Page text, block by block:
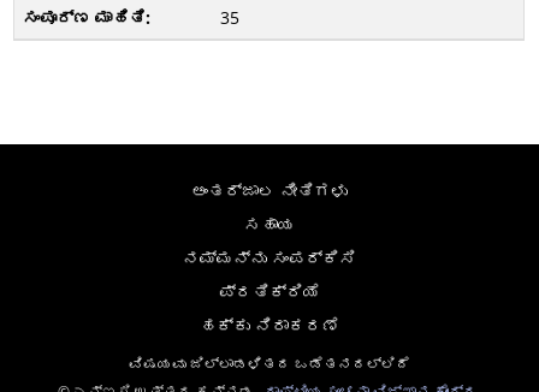
35
ಅಂತರ್ಜಾಲ ನೀತಿಗಳು
ಸಹಾಯ
ನಮ್ಮನ್ನು ಸಂಪರ್ಕಿಸಿ
ಪ್ರತಿಕ್ರಿಯೆ
ಹಕ್ಕು ನಿರಾಕರಣೆ
ವಿಷಯವು ಜಿಲ್ಲಾಡಳಿತದ ಒಡೆತನದಲ್ಲಿದೆ